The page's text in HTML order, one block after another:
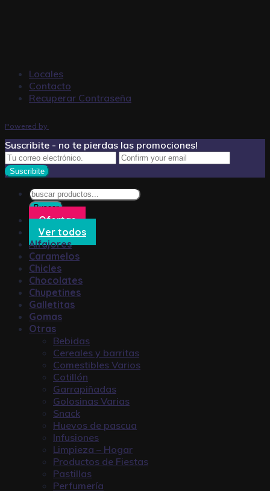
Locales
Contacto
Recuperar Contraseña
Powered by
Suscribite - no te pierdas las promociones!
Búsqueda
de
productos
Buscar
Ofertas
Ver todos
Alfajores
Caramelos
Chicles
Chocolates
Chupetines
Galletitas
Gomas
Otras
Bebidas
Cereales y barritas
Comestibles Varios
Cotillón
Garrapiñadas
Golosinas Varias
Snack
Huevos de pascua
Infusiones
Limpieza – Hogar
Productos de Fiestas
Pastillas
Perfumería